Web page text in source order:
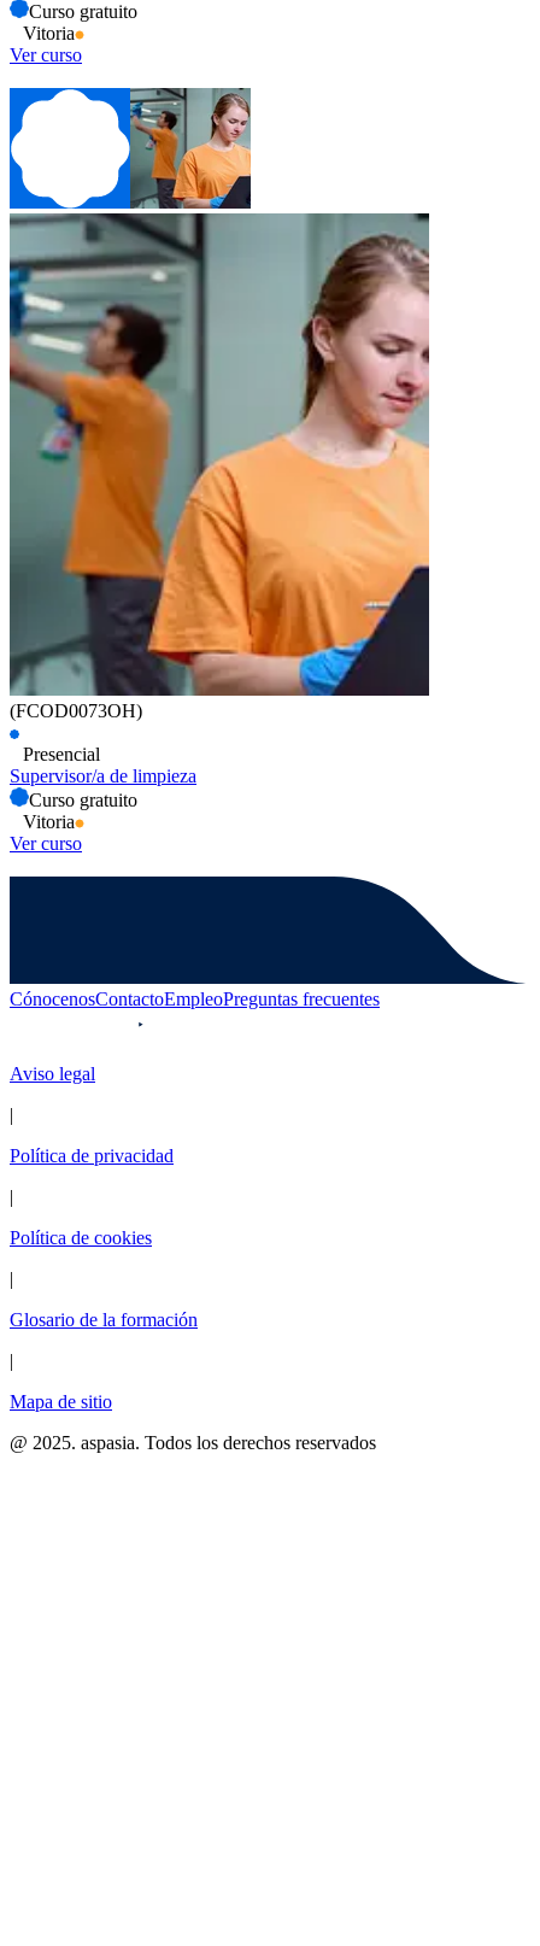
Curso gratuito
Vitoria
Ver curso
(FCOD0073OH)
Presencial
Supervisor/a de limpieza
Curso gratuito
Vitoria
Ver curso
CónocenosContactoEmpleoPreguntas frecuentes
Aviso legal
|
Política de privacidad
|
Política de cookies
|
Glosario de la formación
|
Mapa de sitio
@ 2025. aspasia. Todos los derechos reservados